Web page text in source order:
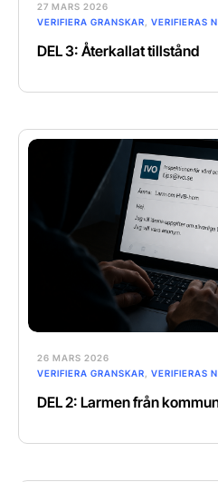
27 MARS 2026
VERIFIERA GRANSKAR
VERIFIERAS
DEL 3: Återkallat tillstånd
26 MARS 2026
VERIFIERA GRANSKAR
VERIFIERAS
DEL 2: Larmen från